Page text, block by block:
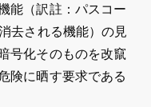
能（訳註：パスコー
去される機能）の見
号化そのものを改竄
険に晒す要求である